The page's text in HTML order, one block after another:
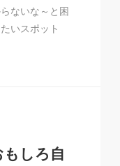
ないな～と困
いスポット
もしろ自